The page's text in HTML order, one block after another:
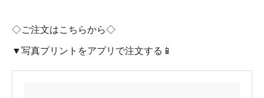
◇ご注文はこちらから◇
▼写真プリントをアプリで注文する📱